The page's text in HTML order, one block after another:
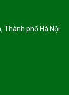
Thành phố Hà Nội